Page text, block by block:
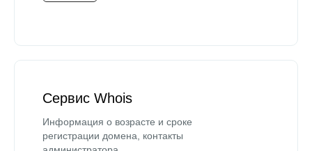
Сервис Whois
Информация о возрасте и сроке
регистрации домена, контакты